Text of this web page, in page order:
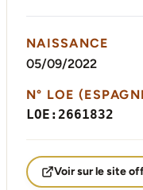
NAISSANCE
05/09/2022
N° LOE
LOE:2661832
Voir sur le site